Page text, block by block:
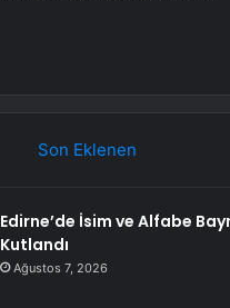
Son Eklenen
Edirne’de İsim ve Alfabe
Kutlandı
Ağustos 7, 2026